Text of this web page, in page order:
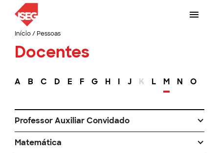
Início/ Pessoas
Docentes
A B C D E F G H I J K L M N O
Professor Auxiliar Convidado
Matemática